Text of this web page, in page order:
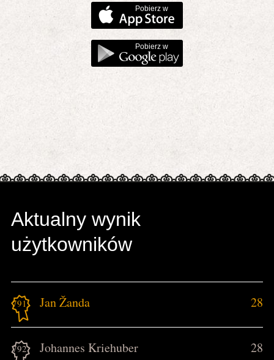
Pobierz w
Pobierz w
Aktualny wynik
użytkowników
791. Jan Žanda 28
792. Johannes Kriehuber 28